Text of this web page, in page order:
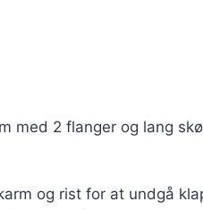
med 2 flanger og lang
og rist for at undgå